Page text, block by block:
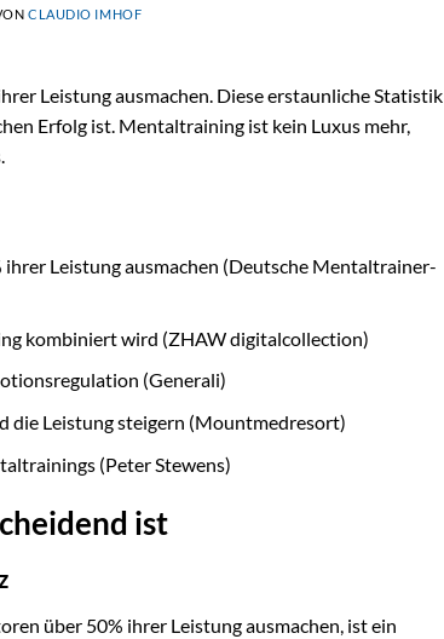
CLAUDIO IMHOF
Leistung ausmachen. Diese erstaunliche Statistik
Erfolg ist. Mentaltraining ist kein Luxus mehr,
Leistung ausmachen (Deutsche Mentaltrainer-
kombiniert wird (ZHAW digitalcollection)
(Generali)
die Leistung steigern (Mountmedresort)
(Peter Stewens)
ist
über 50% ihrer Leistung ausmachen, ist ein